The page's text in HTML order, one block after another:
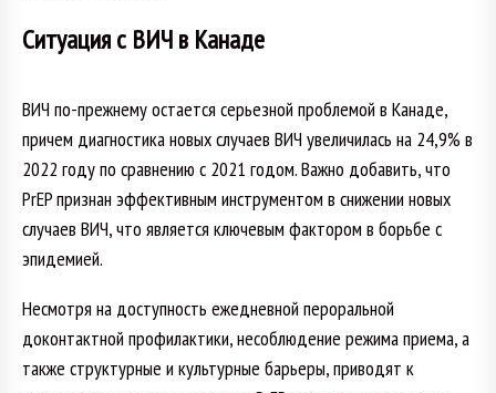
Ситуация с ВИЧ в Канаде
ВИЧ по-прежнему остается серьезной проблемой в Канаде,
причем диагностика новых случаев ВИЧ увеличилась на 24,9% в
2022 году по сравнению с 2021 годом. Важно добавить, что
PrEP признан эффективным инструментом в снижении новых
случаев ВИЧ, что является ключевым фактором в борьбе с
эпидемией.
Несмотря на доступность ежедневной пероральной
доконтактной профилактики, несоблюдение режима приема, а
также структурные и культурные барьеры, приводят к